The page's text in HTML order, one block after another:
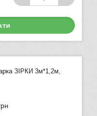
ЗІРКИ 3м*1,2м,